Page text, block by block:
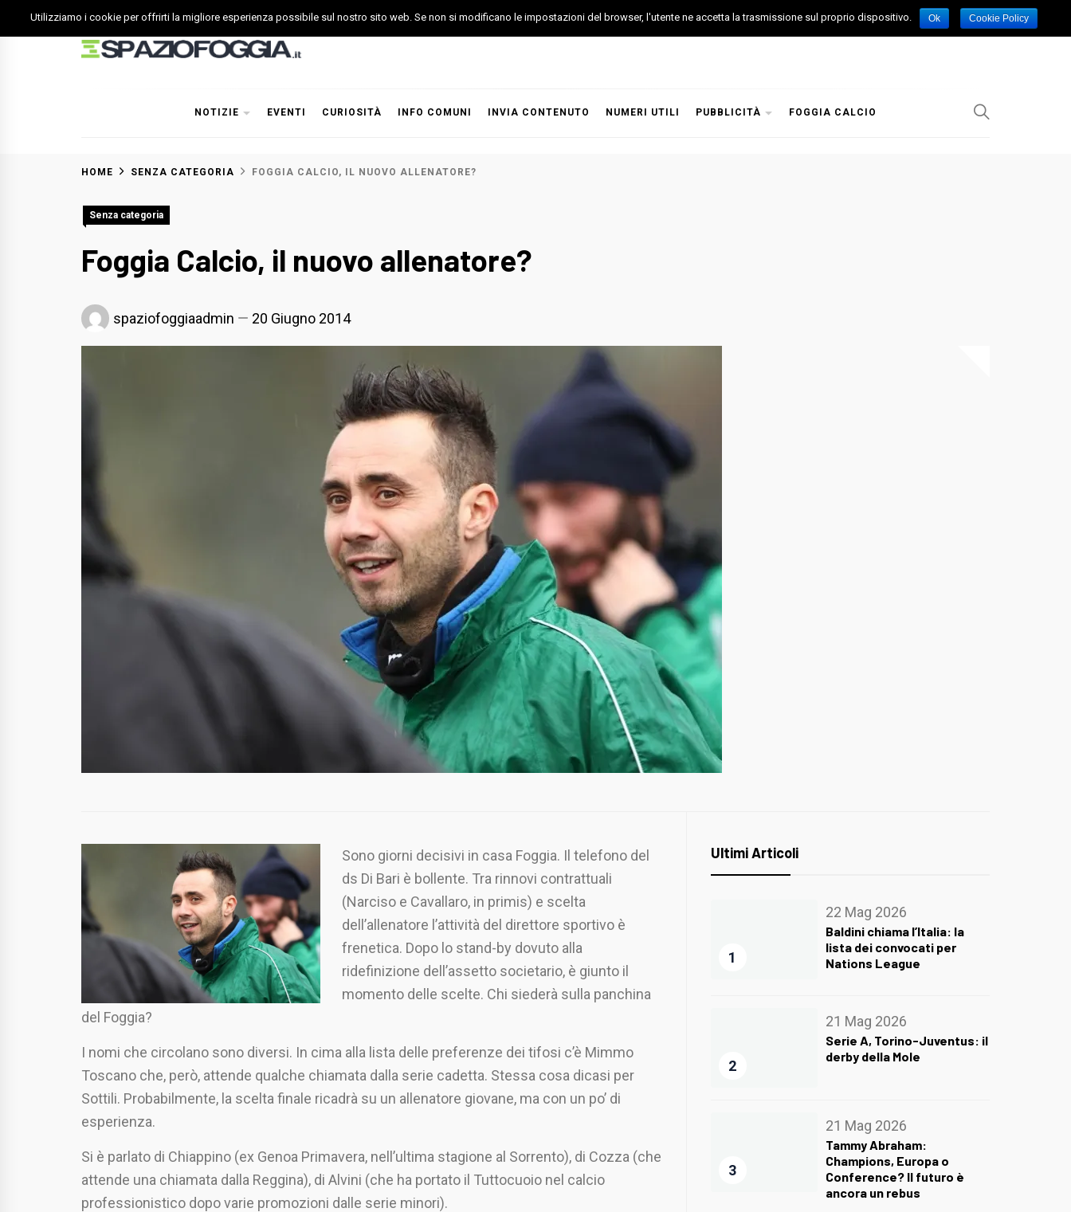
to
NOTIZIE EVENTI CURIOSITÀ INFO COMUNI INVIA CONTENUTO NUMERI UTILI PUBBLICITÀ FOGGIA CALCIO
HOME SENZA CATEGORIA FOGGIA CALCIO, IL NUOVO ALLENATORE?
Senza categoria
Foggia Calcio, il nuovo allenatore?
spaziofoggiaadmin 20 Giugno 2014
Sono giorni decisivi in casa Foggia. Il telefono del
ds Di Bari è bollente. Tra rinnovi contrattuali
(Narciso e Cavallaro, in primis) e scelta
dell’allenatore l’attività del direttore sportivo è
frenetica. Dopo lo stand-by dovuto alla
ridefinizione dell’assetto societario, è giunto il
momento delle scelte. Chi siederà sulla panchina
del Foggia?
I nomi che circolano sono diversi. In cima alla lista delle preferenze dei tifosi c’è Mimmo
Toscano che, però, attende qualche chiamata dalla serie cadetta. Stessa cosa dicasi per
Sottili. Probabilmente, la scelta finale ricadrà su un allenatore giovane, ma con un po’ di
esperienza.
Si è parlato di Chiappino (ex Genoa Primavera, nell’ultima stagione al Sorrento), di Cozza (che
attende una chiamata dalla Reggina), di Alvini (che ha portato il Tuttocuoio nel calcio
professionistico dopo varie promozioni dalle serie minori).
Ultimi Articoli
1
22 Mag 2026
Baldini chiama l’Italia: la
lista dei convocati per
Nations League
2
21 Mag 2026
Serie A, Torino-Juventus: il
derby della Mole
3
21 Mag 2026
Tammy Abraham:
Champions, Europa o
Conference? Il futuro è
ancora un rebus
Utilizziamo i cookie per offrirti la migliore esperienza possibile sul nostro sito web. Se non si modificano le impostazioni del browser, l'utente ne accetta la trasmissione sul proprio dispositivo. Ok Cookie Policy